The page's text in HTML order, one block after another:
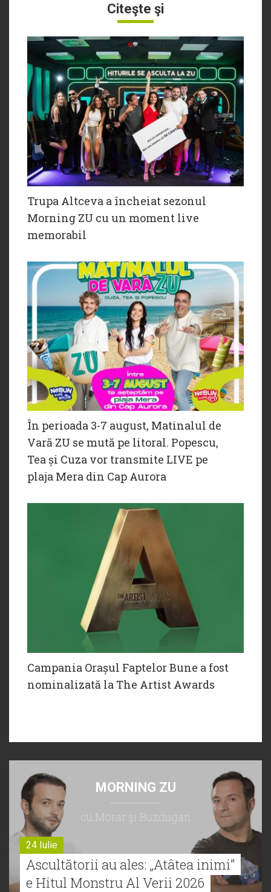
Citeşte şi
Trupa Altceva a încheiat sezonul
Morning ZU cu un moment live
memorabil
În perioada 3-7 august, Matinalul de
Vară ZU se mută pe litoral. Popescu,
Tea și Cuza vor transmite LIVE pe
plaja Mera din Cap Aurora
Campania Orașul Faptelor Bune a fost
nominalizată la The Artist Awards
MORNING ZU
cu Morar şi Buzdugan
24 Iulie
Ascultătorii au ales: „Atâtea inimi”
e Hitul Monstru Al Verii 2026